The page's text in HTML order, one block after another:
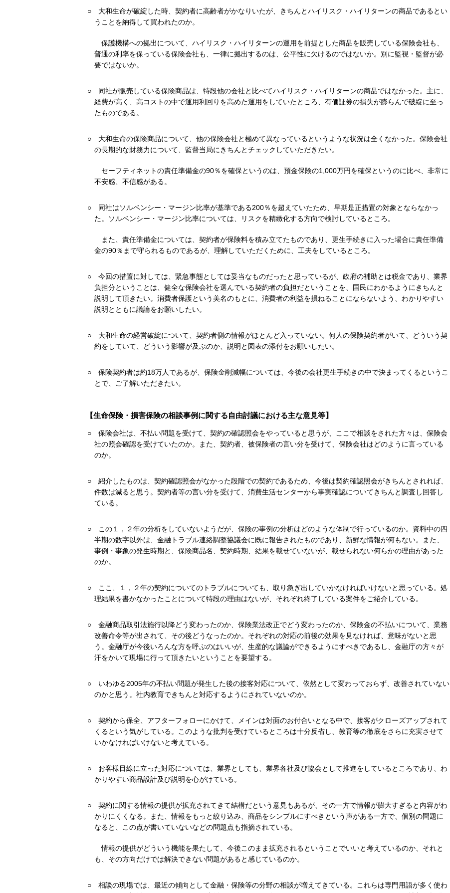
○
大和生命が破綻した時、契約者に高齢者がかなりいたが、きちんとハイリスク・ハイリターンの商品であるとい
うことを納得して買われたのか。
保護機構への拠出について、ハイリスク・ハイリターンの運用を前提とした商品を販売している保険会社も、
普通の利率を保っている保険会社も、一律に拠出するのは、公平性に欠けるのではないか。別に監視・監督が必
要ではないか。
○
同社が販売している保険商品は、特段他の会社と比べてハイリスク・ハイリターンの商品ではなかった。主に、
経費が高く、高コストの中で運用利回りを高めた運用をしていたところ、有価証券の損失が膨らんで破綻に至っ
たものである。
○
大和生命の保険商品について、他の保険会社と極めて異なっているというような状況は全くなかった。保険会社
の長期的な財務力について、監督当局にきちんとチェックしていただきたい。
セーフティネットの責任準備金の90％を確保というのは、預金保険の1,000万円を確保というのに比べ、非常に
不安感、不信感がある。
○
同社はソルベンシー・マージン比率が基準である200％を超えていたため、早期是正措置の対象とならなかっ
た。ソルベンシー・マージン比率については、リスクを精緻化する方向で検討しているところ。
また、責任準備金については、契約者が保険料を積み立てたものであり、更生手続きに入った場合に責任準備
金の90％まで守られるものであるが、理解していただくために、工夫をしているところ。
○
今回の措置に対しては、緊急事態としては妥当なものだったと思っているが、政府の補助とは税金であり、業界
負担分ということは、健全な保険会社を選んでいる契約者の負担だということを、国民にわかるようにきちんと
説明して頂きたい。消費者保護という美名のもとに、消費者の利益を損ねることにならないよう、わかりやすい
説明とともに議論をお願いしたい。
○
大和生命の経営破綻について、契約者側の情報がほとんど入っていない。何人の保険契約者がいて、どういう契
約をしていて、どういう影響が及ぶのか、説明と図表の添付をお願いしたい。
○
保険契約者は約18万人であるが、保険金削減幅については、今後の会社更生手続きの中で決まってくるというこ
とで、ご了解いただきたい。
【生命保険・損害保険の相談事例に関する自由討議における主な意見等】
○
保険会社は、不払い問題を受けて、契約の確認照会をやっていると思うが、ここで相談をされた方々は、保険会
社の照会確認を受けていたのか。また、契約者、被保険者の言い分を受けて、保険会社はどのように言っている
のか。
○
紹介したものは、契約確認照会がなかった段階での契約であるため、今後は契約確認照会がきちんとされれば、
件数は減ると思う。契約者等の言い分を受けて、消費生活センターから事実確認についてきちんと調査し回答し
ている。
○
この１，２年の分析をしていないようだが、保険の事例の分析はどのような体制で行っているのか。資料中の四
半期の数字以外は、金融トラブル連絡調整協議会に既に報告されたものであり、新鮮な情報が何もない。また、
事例・事象の発生時期と、保険商品名、契約時期、結果を載せていないが、載せられない何らかの理由があった
のか。
○
ここ、１，２年の契約についてのトラブルについても、取り急ぎ出していかなければいけないと思っている。処
理結果を書かなかったことについて特段の理由はないが、それぞれ終了している案件をご紹介している。
○
金融商品取引法施行以降どう変わったのか、保険業法改正でどう変わったのか、保険金の不払いについて、業務
改善命令等が出されて、その後どうなったのか。それぞれの対応の前後の効果を見なければ、意味がないと思
う。金融庁が今後いろんな方を呼ぶのはいいが、生産的な議論ができるようにすべきであるし、金融庁の方々が
汗をかいて現場に行って頂きたいということを要望する。
○
いわゆる2005年の不払い問題が発生した後の接客対応について、依然として変わっておらず、改善されていない
のかと思う。社内教育できちんと対応するようにされていないのか。
○
契約から保全、アフターフォローにかけて、メインは対面のお付合いとなる中で、接客がクローズアップされて
くるという気がしている。このような批判を受けているところは十分反省し、教育等の徹底をさらに充実させて
いかなければいけないと考えている。
○
お客様目線に立った対応については、業界としても、業界各社及び協会として推進をしているところであり、わ
かりやすい商品設計及び説明を心がけている。
○
契約に関する情報の提供が拡充されてきて結構だという意見もあるが、その一方で情報が膨大すぎると内容がわ
かりにくくなる。また、情報をもっと絞り込み、商品をシンプルにすべきという声がある一方で、個別の問題に
なると、この点が書いていないなどの問題点も指摘されている。
情報の提供がどういう機能を果たして、今後このまま拡充されるということでいいと考えているのか、それと
も、その方向だけでは解決できない問題があると感じているのか。
○
相談の現場では、最近の傾向として金融・保険等の分野の相談が増えてきている。これらは専門用語が多く使わ